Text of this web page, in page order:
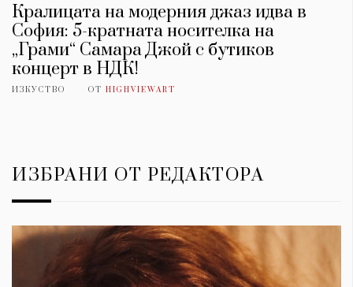
Кралицата на модерния джаз идва в
София: 5-кратната носителка на
„Грами“ Самара Джой с бутиков
концерт в НДК!
ИЗКУСТВО ОТ HIGHVIEWART
ИЗБРАНИ ОТ РЕДАКТОРА